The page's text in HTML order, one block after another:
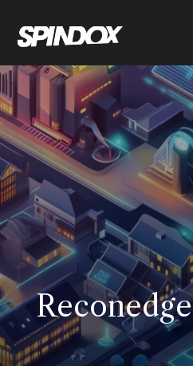
Reconedge